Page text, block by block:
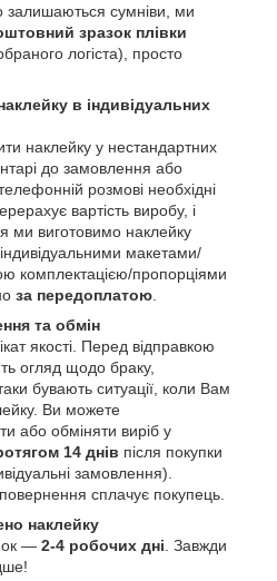
залишаються сумніви, ми
зразок плівки
логіста), просто
в індивідуальних
наклейку у нестандартних
до замовлення або
розмові необхідні
вартість виробу, і
ми виготовимо наклейку
макетами/
комплектацією/пропорціями
за передоплатою
та обмін
якості. Перед відправкою
огляд щодо браку,
бувають ситуації, коли Вам
Ви можете
або обміняти виріб у
14 днів після покупки
замовлення).
сплачує покупець.
наклейку
— 2-4 робочих дні . Завжди